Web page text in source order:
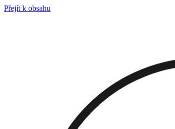
Přejít k obsahu